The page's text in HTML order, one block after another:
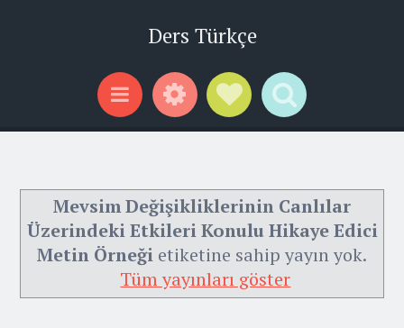
Ders Türkçe
Menu WidgetsSocial Links
Search
Mevsim Değişikliklerinin Canlılar
Üzerindeki Etkileri Konulu Hikaye Edici
Metin Örneği etiketine sahip yayın yok.
Tüm yayınları göster